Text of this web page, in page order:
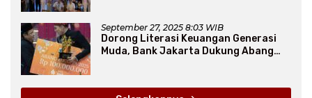
September 27, 2025 8:03 WIB
Dorong Literasi Keuangan Generasi
Muda, Bank Jakarta Dukung Abang